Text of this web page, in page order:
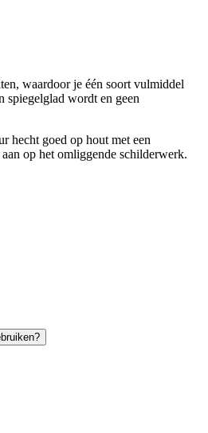
waardoor je één soort vulmiddel
spiegelglad wordt en geen
hecht goed op hout met een
op het omliggende schilderwerk.